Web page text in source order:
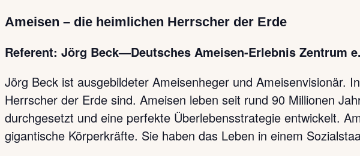
Ameisen – die heimlichen Herrscher der Erde
Referent: Jörg Beck—Deutsches Ameisen-Erlebnis Zentrum
Jörg Beck ist ausgebildeter Ameisenheger und Ameisenvisionär.
Herrscher der Erde sind. Ameisen leben seit rund 90 Millionen
durchgesetzt und eine perfekte Überlebensstrategie entwickelt.
gigantische Körperkräfte. Sie haben das Leben in einem